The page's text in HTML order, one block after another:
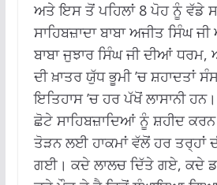
ਅਤੇ ਇਸ ਤੋਂ ਪਹਿਲਾਂ 8 ਪੋਹ ਨੂੰ ਵੱਡੇ
ਸਾਹਿਬਜ਼ਾਦਾ ਬਾਬਾ ਅਜੀਤ ਸਿੰਘ
ਬਾਬਾ ਜੁਝਾਰ ਸਿੰਘ ਜੀ ਦੀਆਂ
ਦੀ ਖ਼ਾਤਰ ਯੁੱਧ ਭੂਮੀ ’ਚ ਸ਼ਹਾਦਤਾਂ
ਇਤਿਹਾਸ ’ਚ ਹਰ ਪੱਖੋਂ ਲਾਸਾਨੀ ਹਨ।
ਛੋਟੇ ਸਾਹਿਬਜ਼ਾਦਿਆਂ ਨੂੰ ਸ਼ਹੀਦ
ਤੋੜਨ ਲਈ ਹਾਕਮਾਂ ਵੱਲੋਂ ਹਰ ਤਰ੍ਹਾਂ
ਗਈ। ਕਦੇ ਲਾਲਚ ਦਿੱਤੇ ਗਏ, ਕਦੇ